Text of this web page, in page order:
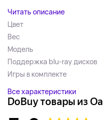
Читать описание
Цвет
Вес
Модель
Поддержка blu-ray дисков
Игры в комплекте
Все характеристики